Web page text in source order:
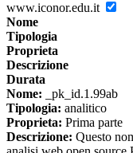
www.iconor.edu.it
Nome
Tipologia
Proprieta
Descrizione
Durata
Nome: _pk_id.1.99ab
Tipologia: analitico
Proprieta: Prima parte
Descrizione: Questo